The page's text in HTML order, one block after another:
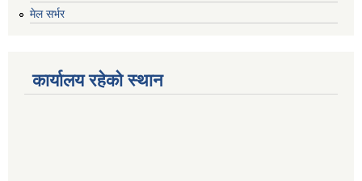
मेल सर्भर
कार्यालय रहेको स्थान